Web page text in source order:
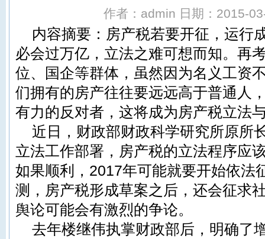
作者：admin 日期：2015-
内容摘要： 房产税若要开征，运行
必会过万亿，立法之难可想而知。再
位、国企等群体，虽然因为名义工资
们拥有的房产往往要远远高于普通人
有力的反对者，这将成为房产税立法
近日，财政部财政科学研究所原所
立法工作部署，房产税的立法程序应
如果顺利，2017年可能就要开始依法
测，房产税形成草案之后，还会征求
舆论可能会有激烈的争论。
去年楼继伟执掌财政部后，明确了